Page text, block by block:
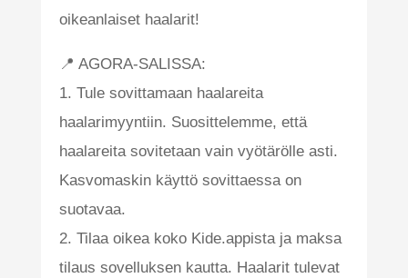
oikeanlaiset haalarit!
📍 AGORA-SALISSA:
1. Tule sovittamaan haalareita
haalarimyyntiin. Suosittelemme, että
haalareita sovitetaan vain vyötärölle asti.
Kasvomaskin käyttö sovittaessa on
suotavaa.
2. Tilaa oikea koko Kide.appista ja maksa
tilaus sovelluksen kautta. Haalarit tulevat